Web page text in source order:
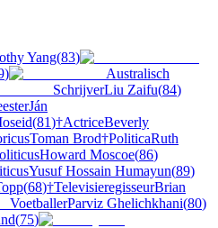
Yang(83)
)
Australisch
SchrijverLiu Zaifu(84)
Ján
(81)†ActriceBeverly
Toman Brod†PoliticaRuth
Howard Moscoe(86)
Yusuf Hossain Humayun(89)
(68)†TelevisieregisseurBrian
VoetballerParviz Ghelichkhani(80)
(75)